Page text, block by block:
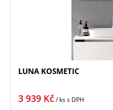
LUNA KOSMETIC
3 939 Kč/ kss DPH